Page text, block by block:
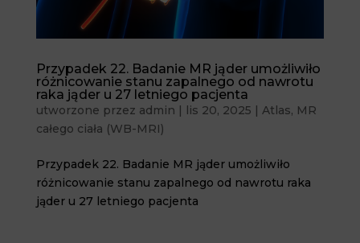
Przypadek 22. Badanie MR jąder umożliwiło
różnicowanie stanu zapalnego od nawrotu
raka jąder u 27 letniego pacjenta
utworzone przez admin | lis 20, 2025 | Atlas, MR
całego ciała (WB-MRI)
Przypadek 22. Badanie MR jąder umożliwiło
różnicowanie stanu zapalnego od nawrotu raka
jąder u 27 letniego pacjenta